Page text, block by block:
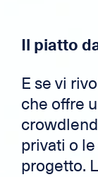
Il piatto
E se vi
che offre
privati o
progetto.